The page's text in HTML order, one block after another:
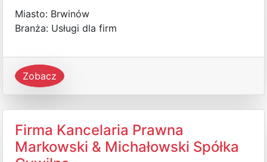
Miasto: Brwinów
Branża: Usługi dla firm
Zobacz
Firma Kancelaria Prawna
Markowski & Michałowski Spółka